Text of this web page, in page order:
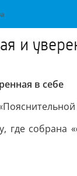
и
в себе
где собрана